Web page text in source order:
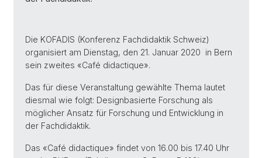
Die KOFADIS (Konferenz Fachdidaktik Schweiz)
organisiert am Dienstag, den 21. Januar 2020 in Bern
sein zweites «Café didactique».
Das für diese Veranstaltung gewählte Thema lautet
diesmal wie folgt: Designbasierte Forschung als
möglicher Ansatz für Forschung und Entwicklung in
der Fachdidaktik.
Das «Café didactique» findet von 16.00 bis 17.40 Uhr